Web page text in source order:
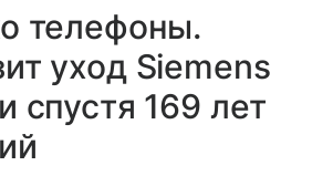
телефоны.
уход Siemens
спустя 169 лет